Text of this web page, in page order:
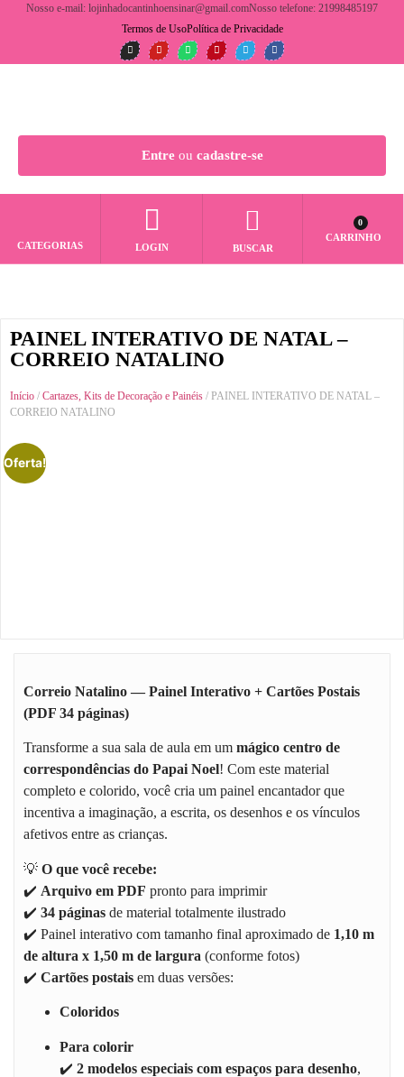
Nosso e-mail: lojinhadocantinhoensinar@gmail.comNosso telefone: 21998485197
Termos de UsoPolítica de Privacidade
Entreou cadastre-se
CATEGORIAS LOGIN BUSCAR
0
CARRINHO
PAINEL INTERATIVO DE NATAL –
CORREIO NATALINO
Início / Cartazes, Kits de Decoração e Painéis / PAINEL INTERATIVO DE NATAL –
CORREIO NATALINO
Oferta!
Correio Natalino — Painel Interativo + Cartões Postais
(PDF 34 páginas)
Transforme a sua sala de aula em um mágico centro de
correspondências do Papai Noel! Com este material
completo e colorido, você cria um painel encantador que
incentiva a imaginação, a escrita, os desenhos e os vínculos
afetivos entre as crianças.
💡 O que você recebe:
✔️ Arquivo em PDF pronto para imprimir
✔️ 34 páginas de material totalmente ilustrado
✔️ Painel interativo com tamanho final aproximado de 1,10 m
de altura x 1,50 m de largura (conforme fotos)
✔️ Cartões postais em duas versões:
Coloridos
Para colorir
✔️ 2 modelos especiais com espaços para desenho,